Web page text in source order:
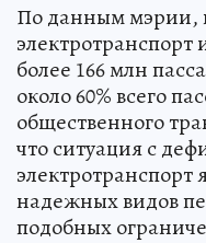
По данным мэрии,
электротранспорт
более 166 млн
около 60% всего
общественного
что ситуация с
электротранспорт
надежных видов
подобных